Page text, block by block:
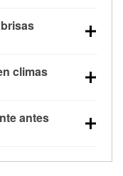
hasta la mitad de
0 °F, lo que
sal y la nieve
la visibilidad.
climas
baja la
sobre
antes